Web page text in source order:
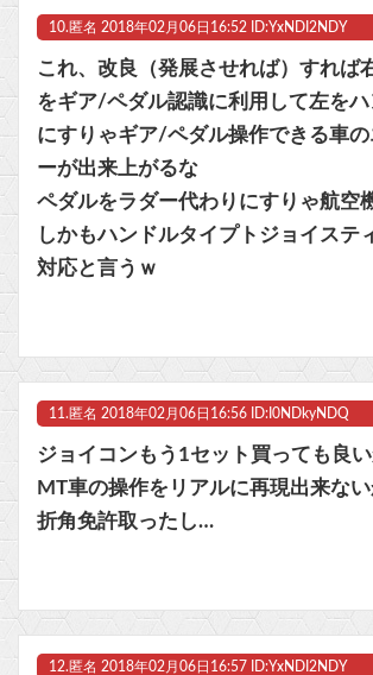
10. 匿名 2018年02月06日16:52 ID:YxNDI2NDY
これ、改良（発展させれば）すれば
をギア/ペダル認識に利用して左をハ
にすりゃギア/ペダル操作できる車の
ーが出来上がるな
ペダルをラダー代わりにすりゃ航空
しかもハンドルタイプトジョイステ
対応と言うｗ
11. 匿名 2018年02月06日16:56 ID:I0NDkyNDQ
ジョイコンもう1セット買っても良
MT車の操作をリアルに再現出来ない
折角免許取ったし…
12. 匿名 2018年02月06日16:57 ID:YxNDI2NDY